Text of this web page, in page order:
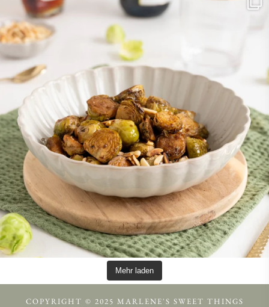
Mehr laden
COPYRIGHT © 2025 MARLENE'S SWEET THINGS